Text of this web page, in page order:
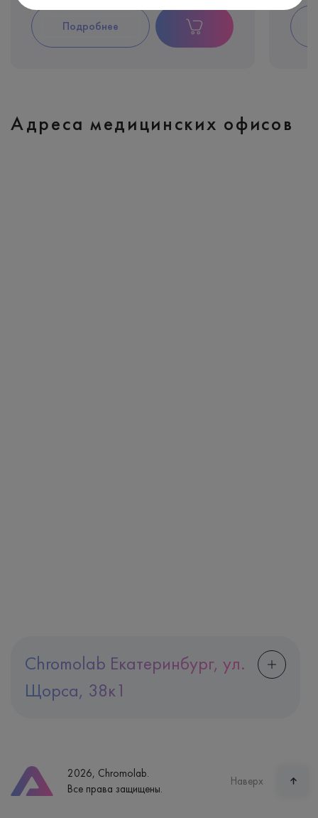
Подробнее
Chromolab Екатеринбург, ул.
Щорса, 38к1
Часы работы
пн-вс: 7:30-15:00
Адреса медицинских офисов
2026, Chromolab.
Все права защищены.
Наверх